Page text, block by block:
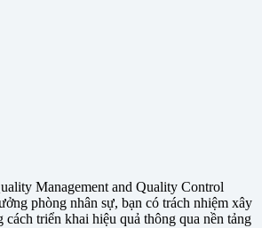
Management and Quality Control
phòng nhân sự, bạn có trách nhiệm xây
triển khai hiệu quả thông qua nền tảng